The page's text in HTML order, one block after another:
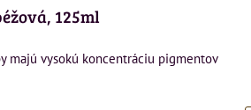
125ml
majú vysokú koncentráciu pigmentov